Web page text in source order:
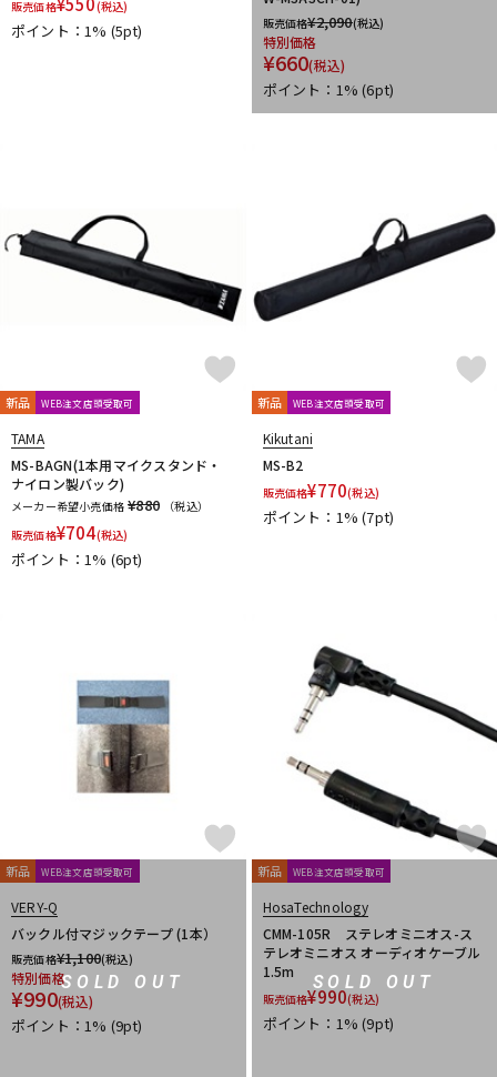
販売価格 (税込)
ポイント：1% (5pt) 販売価格¥2,090(税込)
特別価格
¥660(税込)
ポイント：1%(6pt)
新品 WEB注文店頭受取可
TAMA
MS-BAGN(1本用マイクスタンド・
ナイロン製バック)
メーカー希望小売価格 ¥880
（税込）
販売価格¥704(税込)
ポイント：1% (6pt)
新品 WEB注文店頭受取可
Kikutani
MS-B2
販売価格¥770(税込)
ポイント：1%(7pt)
SOLD OUT
新品 WEB注文店頭受取可
VERY-Q
バックル付マジックテープ (1本）
販売価格¥1,100(税込)
特別価格
¥990(税込)
ポイント：1% (9pt)
SOLD OUT
新品 WEB注文店頭受取可
HosaTechnology
CMM-105R ステレオミニオス-ス
テレオミニオス オーディオケーブル
1.5m
販売価格¥990(税込)
ポイント：1%(9pt)